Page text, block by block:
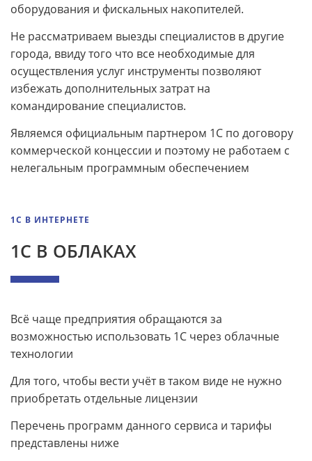
оборудования и фискальных накопителей.
Не рассматриваем выезды специалистов в другие
города, ввиду того что все необходимые для
осуществления услуг инструменты позволяют
избежать дополнительных затрат на
командирование специалистов.
Являемся официальным партнером 1С по договору
коммерческой концессии и поэтому не работаем с
нелегальным программным обеспечением
1С В ИНТЕРНЕТЕ
1С В ОБЛАКАХ
Всё чаще предприятия обращаются за
возможностью использовать 1С через облачные
технологии
Для того, чтобы вести учёт в таком виде не нужно
приобретать отдельные лицензии
Перечень программ данного сервиса и тарифы
представлены ниже